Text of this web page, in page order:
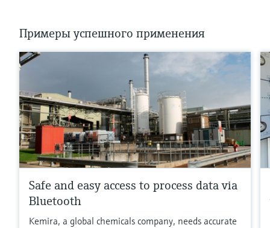
Примеры успешного применения
Safe and easy access to process data via
Bluetooth
Kemira, a global chemicals company, needs accurate